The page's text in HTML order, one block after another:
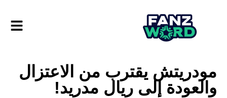
مودريتش يقترب من الاعتزال
والعودة إلى ريال مدريد!